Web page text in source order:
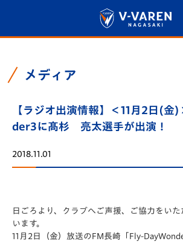
メディア
【ラジオ出演情報】＜11月2日(金
der3に髙杉 亮太選手が出演！
2018.11.01
日ごろより、クラブへご声援、ご協力をい
います。
11月2日（金）放送のFM長崎「Fly-